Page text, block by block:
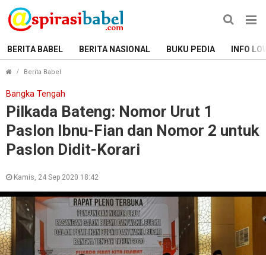
BERITA BABEL BERITA NASIONAL BUKU PEDIA INFO
Berita Babel
Bangka Tengah
Pilkada Bateng: Nomor Urut 1
Paslon Ibnu-Fian dan Nomor 2 untuk
Paslon Didit-Korari
Kamis, 24 Sep 2020 18:42